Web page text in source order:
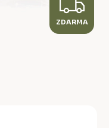
Z
D
ZDARMA